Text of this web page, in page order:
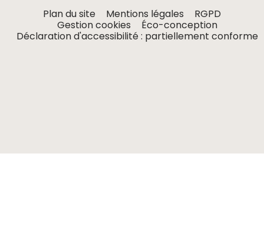
Plan du site
Mentions légales
RGPD
Gestion cookies
Éco-conception
Déclaration d'accessibilité : partiellement conforme